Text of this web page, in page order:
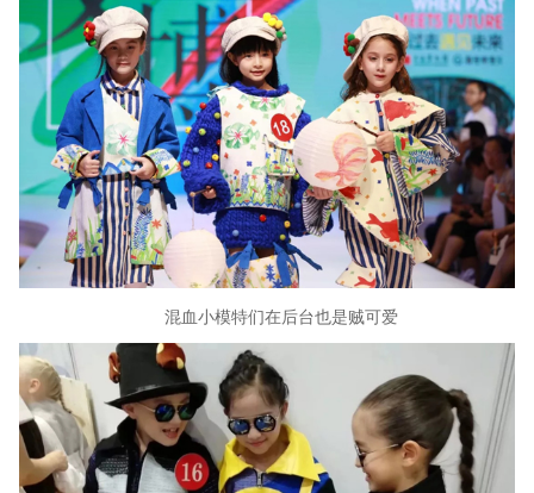
混血小模特们在后台也是贼可爱